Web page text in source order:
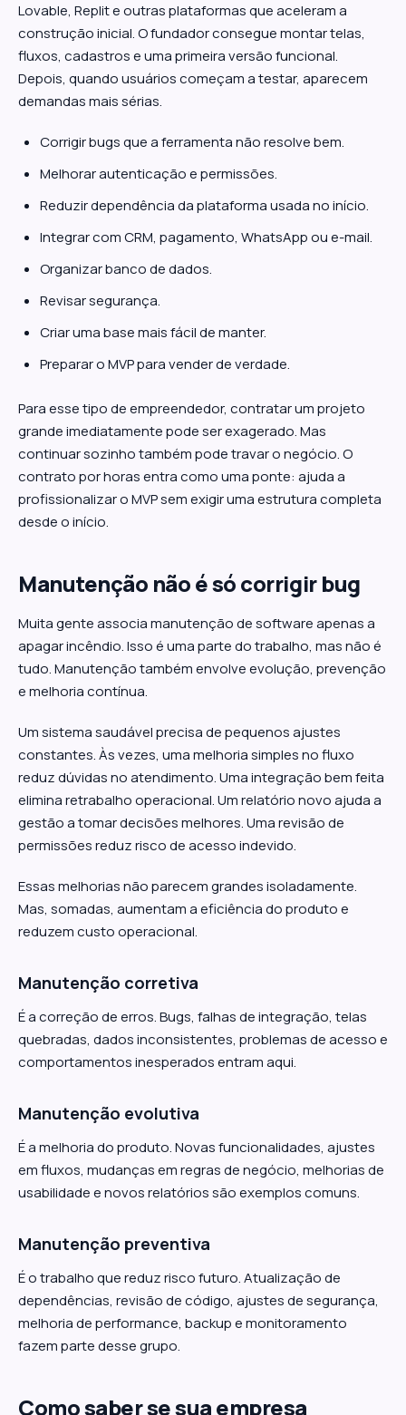
Lovable, Replit e outras plataformas que aceleram a
construção inicial. O fundador consegue montar telas,
fluxos, cadastros e uma primeira versão funcional.
Depois, quando usuários começam a testar, aparecem
demandas mais sérias.
Corrigir bugs que a ferramenta não resolve bem.
Melhorar autenticação e permissões.
Reduzir dependência da plataforma usada no início.
Integrar com CRM, pagamento, WhatsApp ou e-mail.
Organizar banco de dados.
Revisar segurança.
Criar uma base mais fácil de manter.
Preparar o MVP para vender de verdade.
Para esse tipo de empreendedor, contratar um projeto
grande imediatamente pode ser exagerado. Mas
continuar sozinho também pode travar o negócio. O
contrato por horas entra como uma ponte: ajuda a
profissionalizar o MVP sem exigir uma estrutura completa
desde o início.
Manutenção não é só corrigir bug
Muita gente associa manutenção de software apenas a
apagar incêndio. Isso é uma parte do trabalho, mas não é
tudo. Manutenção também envolve evolução, prevenção
e melhoria contínua.
Um sistema saudável precisa de pequenos ajustes
constantes. Às vezes, uma melhoria simples no fluxo
reduz dúvidas no atendimento. Uma integração bem feita
elimina retrabalho operacional. Um relatório novo ajuda a
gestão a tomar decisões melhores. Uma revisão de
permissões reduz risco de acesso indevido.
Essas melhorias não parecem grandes isoladamente.
Mas, somadas, aumentam a eficiência do produto e
reduzem custo operacional.
Manutenção corretiva
É a correção de erros. Bugs, falhas de integração, telas
quebradas, dados inconsistentes, problemas de acesso e
comportamentos inesperados entram aqui.
Manutenção evolutiva
É a melhoria do produto. Novas funcionalidades, ajustes
em fluxos, mudanças em regras de negócio, melhorias de
usabilidade e novos relatórios são exemplos comuns.
Manutenção preventiva
É o trabalho que reduz risco futuro. Atualização de
dependências, revisão de código, ajustes de segurança,
melhoria de performance, backup e monitoramento
fazem parte desse grupo.
Como saber se sua empresa